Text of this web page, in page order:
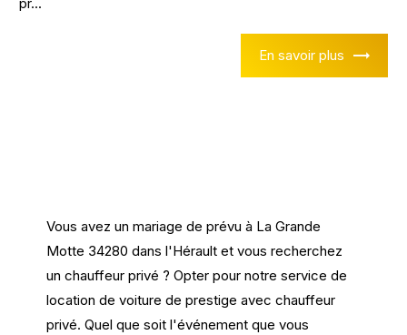
En savoir plus
Vous avez un mariage de prévu à La Grande
Motte 34280 dans l'Hérault et vous recherchez
un chauffeur privé ? Opter pour notre service de
location de voiture de prestige avec chauffeur
privé. Quel que soit l'événement que vous